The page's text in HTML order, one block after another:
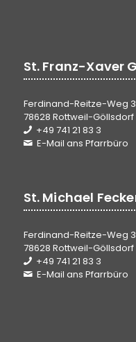
St. Franz-Xaver
Ferdinand-Reitze-Weg 3
78628 Rottweil-Göllsdorf
+49 741 21 83 3
E-Mail ans Pfarrbüro
St. Michael
Ferdinand-Reitze-Weg 3
78628 Rottweil-Göllsdorf
+49 741 21 83 3
E-Mail ans Pfarrbüro